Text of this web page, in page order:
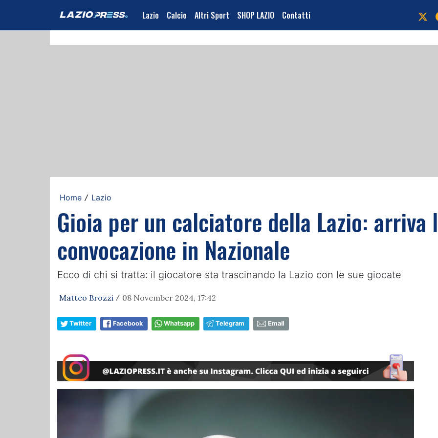
Lazio Calcio Altri Sport SHOP LAZIO Contatti
Home / Lazio
Gioia per un calciatore della Lazio: arriva
convocazione in Nazionale
Ecco di chi si tratta: il giocatore sta trascinando la Lazio con le sue giocate
Matteo Brozzi / 08 November 2024, 17:42
Twitter Facebook Whatsapp Telegram Email